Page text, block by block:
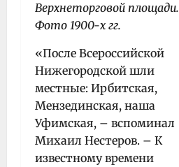
Верхнеторговой площади.
Фото 1900-х гг.
«После Всероссийской
Нижегородской шли
местные: Ирбитская,
Мензединская, наша
Уфимская, – вспоминал
Михаил Нестеров. – К
известному времени